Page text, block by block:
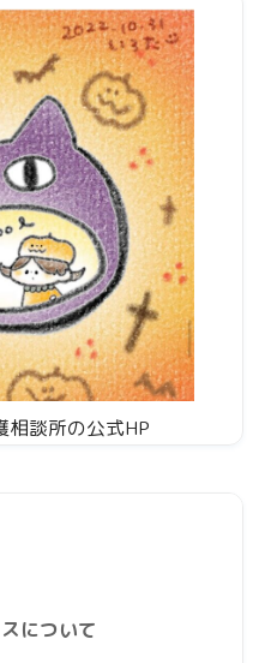
相談所の公式HP
について